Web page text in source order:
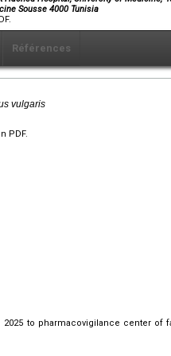
Sousse 4000 Tunisia
Références
vulgaris
PDF.
to pharmacovigilance center of